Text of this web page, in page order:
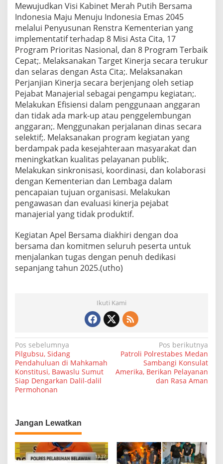
Mewujudkan Visi Kabinet Merah Putih Bersama
Indonesia Maju Menuju Indonesia Emas 2045
melalui Penyusunan Renstra Kementerian yang
implementatif terhadap 8 Misi Asta Cita, 17
Program Prioritas Nasional, dan 8 Program Terbaik
Cepat;. Melaksanakan Target Kinerja secara terukur
dan selaras dengan Asta Cita;. Melaksanakan
Perjanjian Kinerja secara berjenjang oleh setiap
Pejabat Manajerial sebagai pengampu kegiatan;.
Melakukan Efisiensi dalam penggunaan anggaran
dan tidak ada mark-up atau penggelembungan
anggaran;. Menggunakan perjalanan dinas secara
selektif;. Melaksanakan program kegiatan yang
berdampak pada kesejahteraan masyarakat dan
meningkatkan kualitas pelayanan publik;.
Melakukan sinkronisasi, koordinasi, dan kolaborasi
dengan Kementerian dan Lembaga dalam
pencapaian tujuan organisasi. Melakukan
pengawasan dan evaluasi kinerja pejabat
manajerial yang tidak produktif.
Kegiatan Apel Bersama diakhiri dengan doa
bersama dan komitmen seluruh peserta untuk
menjalankan tugas dengan penuh dedikasi
sepanjang tahun 2025.(utho)
Ikuti Kami
N
a
v
i
a
s
i
p
Pos sebelumnya
Pilgubsu, Sidang
Pendahuluan di Mahkamah
Konstitusi, Bawaslu Sumut
Siap Dengarkan Dalil-dalil
Permohonan
Pos berikutnya
Patroli Polrestabes Medan
Sambangi Konsulat
Amerika, Berikan Pelayanan
dan Rasa Aman
Jangan Lewatkan